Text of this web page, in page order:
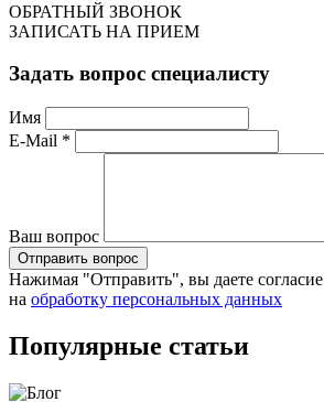
ОБРАТНЫЙ ЗВОНОК
ЗАПИСАТЬ НА ПРИЕМ
Задать вопрос специалисту
Имя
E-Mail *
Ваш вопрос
Отправить вопрос
Нажимая "Отправить", вы даете согласие
на обработку персональных данных
Популярные статьи